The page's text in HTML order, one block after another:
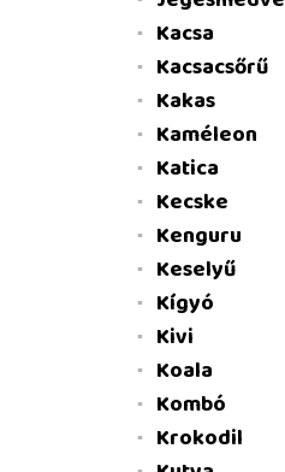
Kacsa
Kacsacsőrű
Kakas
Kaméleon
Katica
Kecske
Kenguru
Keselyű
Kígyó
Kivi
Koala
Kombó
Krokodil